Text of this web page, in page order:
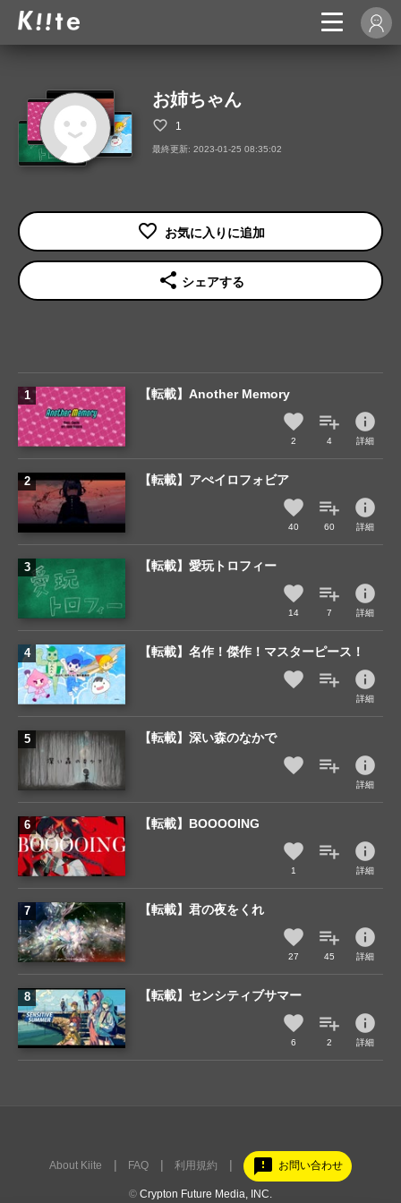
お姉ちゃん
1
最終更新: 2023-01-25 08:35:02
share シェアする
【転載】Another Memory
2 4
info
詳細
【転載】アぺイロフォビア
40 60
info
詳細
【転載】愛玩トロフィー
14 7
info
詳細
【転載】名作！傑作！マスターピース！
info
詳細
【転載】深い森のなかで
info
詳細
【転載】BOOOOING
1
info
詳細
【転載】君の夜をくれ
27 45
info
詳細
【転載】センシティブサマー
6 2
info
詳細
About Kiite FAQ 利用規約 feedback お問い合わせ
© Crypton Future Media, INC.